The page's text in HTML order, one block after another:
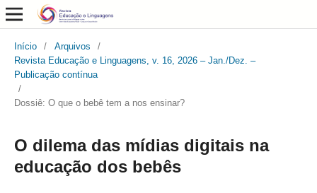
Início / Arquivos
/
Revista Educação e Linguagens, v. 16, 2026 – Jan./Dez. –
Publicação contínua
/
Dossiê: O que o bebê tem a nos ensinar?
O dilema das mídias digitais na
educação dos bebês